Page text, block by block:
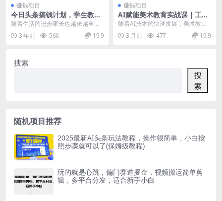
赚钱项目
今日头条搞钱计划，学生教育
领域，符合用户群体，简单高
随着生活的进步家长也越来越重视
孩子的学习情况，以及在学校的生
活情况，越来越的家长...
3 年前 566 19.9
赚钱项目
AI赋能美术教育实战课｜工具·
提示词·全实操，零基础轻松解
随着AI技术的快速发展，美术教育
也迎来新的升级机遇——用AI赋能
教学，既能降低教...
3 月前 477 19.9
搜索
搜
索
随机项目推荐
2025最新AI头条玩法教程，操作很简单，小白按
照步骤就可以了(保姆级教程)
玩的就是心跳，偏门赛道掘金，视频搬运简单剪
辑，多平台分发，适合新手小白